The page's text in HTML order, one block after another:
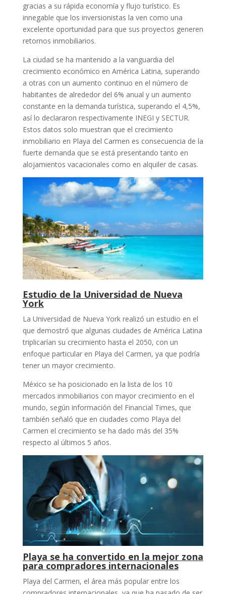
gracias a su rápida economía y flujo turístico. Es
innegable que los inversionistas la ven como una
excelente oportunidad para que sus proyectos generen
retornos inmobiliarios.
La ciudad se ha mantenido a la vanguardia del
crecimiento económico en América Latina, superando
a otras con un aumento continuo en el número de
habitantes de alrededor del 6% anual y un aumento
constante en la demanda turística, superando el 4,5%,
así lo declararon respectivamente INEGI y SECTUR.
Estos datos solo muestran que el crecimiento
inmobiliario en Playa del Carmen es consecuencia de la
fuerte demanda que se está presentando tanto en
alojamientos vacacionales como en alquiler de casas.
Estudio de la Universidad de Nueva
York
La Universidad de Nueva York realizó un estudio en el
que demostró que algunas ciudades de América Latina
triplicarían su crecimiento hasta el 2050, con un
enfoque particular en Playa del Carmen, ya que podría
tener un mayor crecimiento.
México se ha posicionado en la lista de los 10
mercados inmobiliarios con mayor crecimiento en el
mundo, según información del Financial Times, que
también señaló que en ciudades como Playa del
Carmen el crecimiento se ha dado más del 35%
respecto al últimos 5 años.
Playa se ha convertido en la mejor zona
para compradores internacionales
Playa del Carmen, el área más popular entre los